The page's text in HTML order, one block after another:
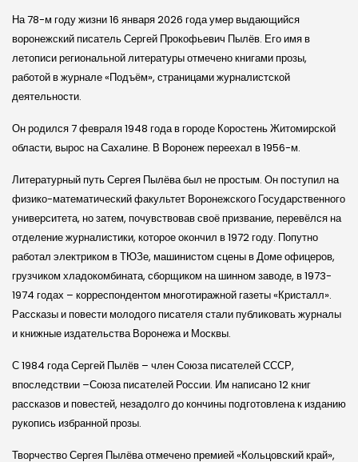
На 78-м году жизни 16 января 2026 года умер выдающийся
воронежский писатель Сергей Прокофьевич Пылёв. Его имя в
летописи региональной литературы отмечено книгами прозы,
работой в журнале «Подъём», страницами журналистской
деятельности.
Он родился 7 февраля 1948 года в городе Коростень Житомирской
области, вырос на Сахалине. В Воронеж переехал в 1956-м.
Литературный путь Сергея Пылёва был не простым. Он поступил на
физико-математический факультет Воронежского Государственного
университета, но затем, почувствовав своё призвание, перевёлся на
отделение журналистики, которое окончил в 1972 году. Попутно
работал электриком в ТЮЗе, машинистом сцены в Доме офицеров,
грузчиком хладокомбината, сборщиком на шинном заводе, в 1973-
1974 годах – корреспондентом многотиражной газеты «Кристалл».
Рассказы и повести молодого писателя стали публиковать журналы
и книжные издательства Воронежа и Москвы.
С 1984 года Сергей Пылёв – член Союза писателей СССР,
впоследствии –Союза писателей России. Им написано 12 книг
рассказов и повестей, незадолго до кончины подготовлена к изданию
рукопись избранной прозы.
Творчество Сергея Пылёва отмечено премией «Кольцовский край»,